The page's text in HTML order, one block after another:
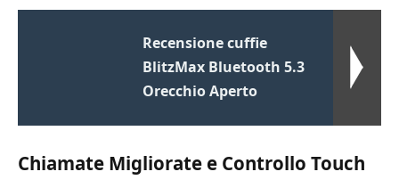
Recensione cuffie
BlitzMax Bluetooth 5.3
Orecchio Aperto
Chiamate Migliorate e Controllo Touch